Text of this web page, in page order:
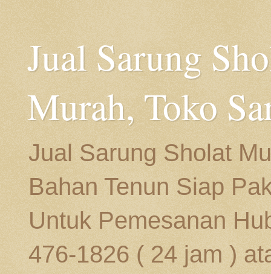
Jual Sarung
Murah, Toko
Jual Sarung Sholat
Bahan Tenun Siap
Untuk Pemesanan
476-1826 ( 24 jam )